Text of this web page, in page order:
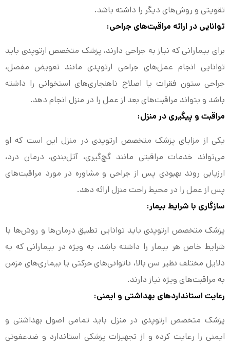
تقویتی و روش‌های دیگر را داشته باشد.
توانایی در ارائه مراقبت‌های جراحی:
برای بیمارانی که نیاز به جراحی دارند، پزشک متخصص ارتوپدی باید
توانایی انجام عمل‌های جراحی ارتوپدی مانند تعویض مفصل،
جراحی ستون فقرات یا اصلاح ناهنجاری‌های استخوانی را داشته
باشد و بتواند مراقبت‌های بعد از عمل را در منزل انجام دهد.
مراقبت و پیگیری در منزل:
یکی از مزایای پزشک متخصص ارتوپدی در منزل این است که او
می‌تواند خدمات مراقبتی مانند گچ‌گیری، آتل‌بندی، درمان درد،
ارزیابی روند بهبودی پس از جراحی و مشاوره در مورد مراقبت‌های
پس از عمل را در محیط راحت منزل ارائه دهد.
سازگاری با شرایط بیمار:
پزشک متخصص ارتوپدی باید توانایی تطبیق درمان‌ها و روش‌ها با
شرایط خاص هر بیمار را داشته باشد، به ویژه در بیمارانی که به
دلایل مختلف نظیر سن بالا، ناتوانی‌های حرکتی یا بیماری‌های مزمن
به مراقبت‌های ویژه نیاز دارند.
رعایت استانداردهای بهداشتی و ایمنی:
پزشک متخصص ارتوپدی در منزل باید تمامی اصول بهداشتی و
ایمنی را رعایت کرده و از تجهیزات پزشکی استاندارد و ضدعفونی